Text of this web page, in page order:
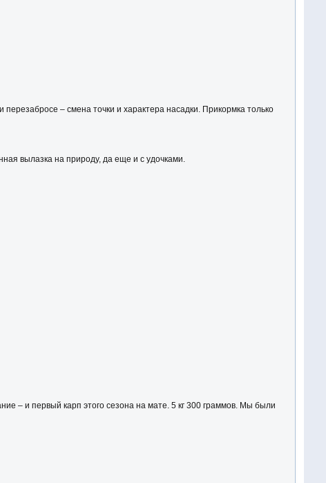
– смена точки и характера насадки. Прикормка только
вылазка на природу, да еще и с удочками.
– и первый карп этого сезона на мате. 5 кг 300 граммов. Мы были